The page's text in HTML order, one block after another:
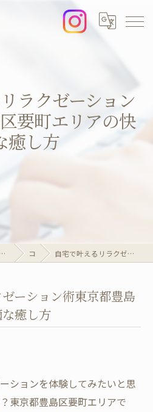
ラクゼーション
要町エリアの快
癒し方
東京都池袋・要町のリラクゼーションならリラクゼーションマッサージサロンSheep コラム 自宅で叶えるリラクゼーション術東京都豊島区要町エリアの快適な癒し方
ーション術東京都豊島
癒し方
ションを体験してみたいと思
東京都豊島区要町エリアで